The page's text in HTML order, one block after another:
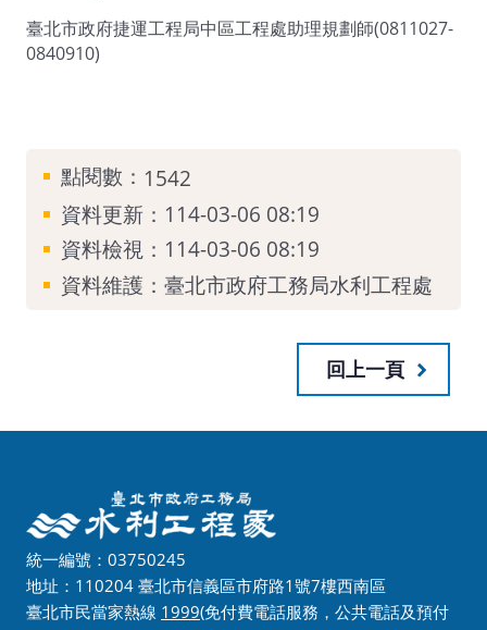
臺北市政府捷運工程局中區工程處助理規劃師(0811027-
0840910)
點閱數： 1542
資料更新：114-03-06 08:19
資料檢視：114-03-06 08:19
資料維護：臺北市政府工務局水利工程處
回上一頁
統一編號：03750245
地址：110204 臺北市信義區市府路1號7樓西南區
臺北市民當家熱線 1999(免付費電話服務，公共電話及預付